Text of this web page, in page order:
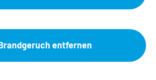
entfernen